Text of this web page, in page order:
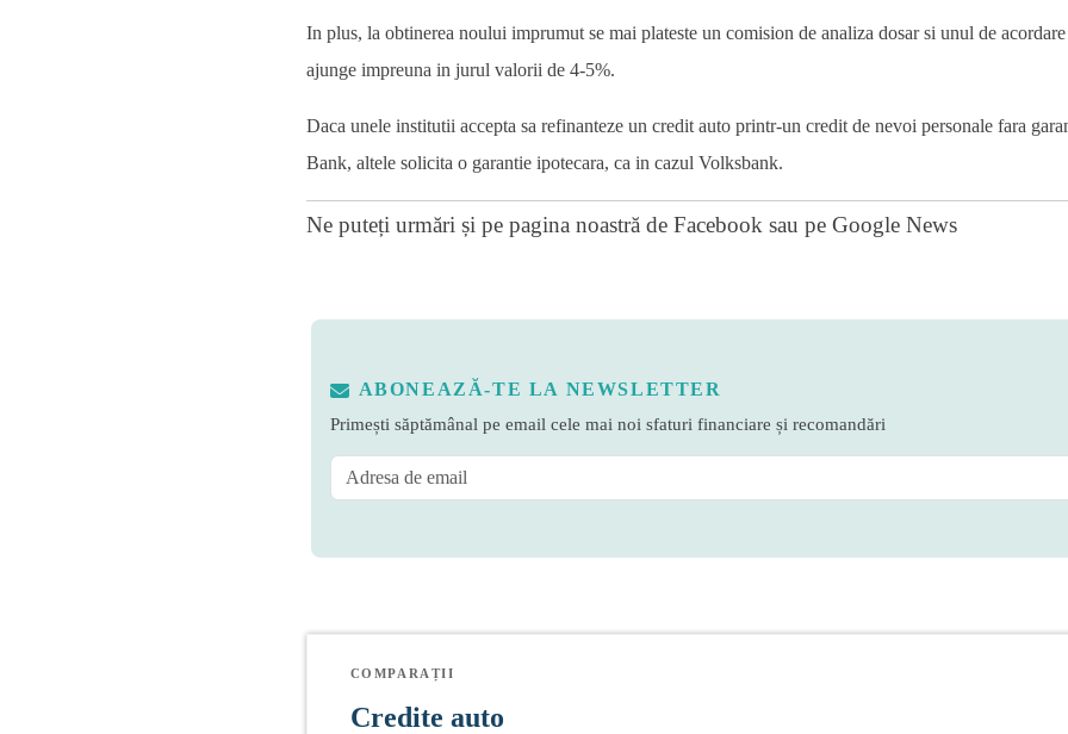
In plus, la obtinerea noului imprumut se mai plateste un comision de analiza dosar si unul de
ajunge impreuna in jurul valorii de 4-5%.
Daca unele institutii accepta sa refinanteze un credit auto printr-un credit de nevoi personale fara
Bank, altele solicita o garantie ipotecara, ca in cazul Volksbank.
Ne puteți urmări și pe pagina noastră de Facebook sau pe Google News
ABONEAZĂ-TE LA NEWSLETTER
Primești săptămânal pe email cele mai noi sfaturi financiare și recomandări
COMPARAȚII
Credite auto